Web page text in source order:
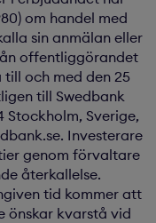
om handel med
sin anmälan eller
offentliggörandet
och med den 25
till Swedbank
Stockholm, Sverige,
Investerare
genom förvaltare
återkallelse.
tid kommer att
önskar kvarstå vid